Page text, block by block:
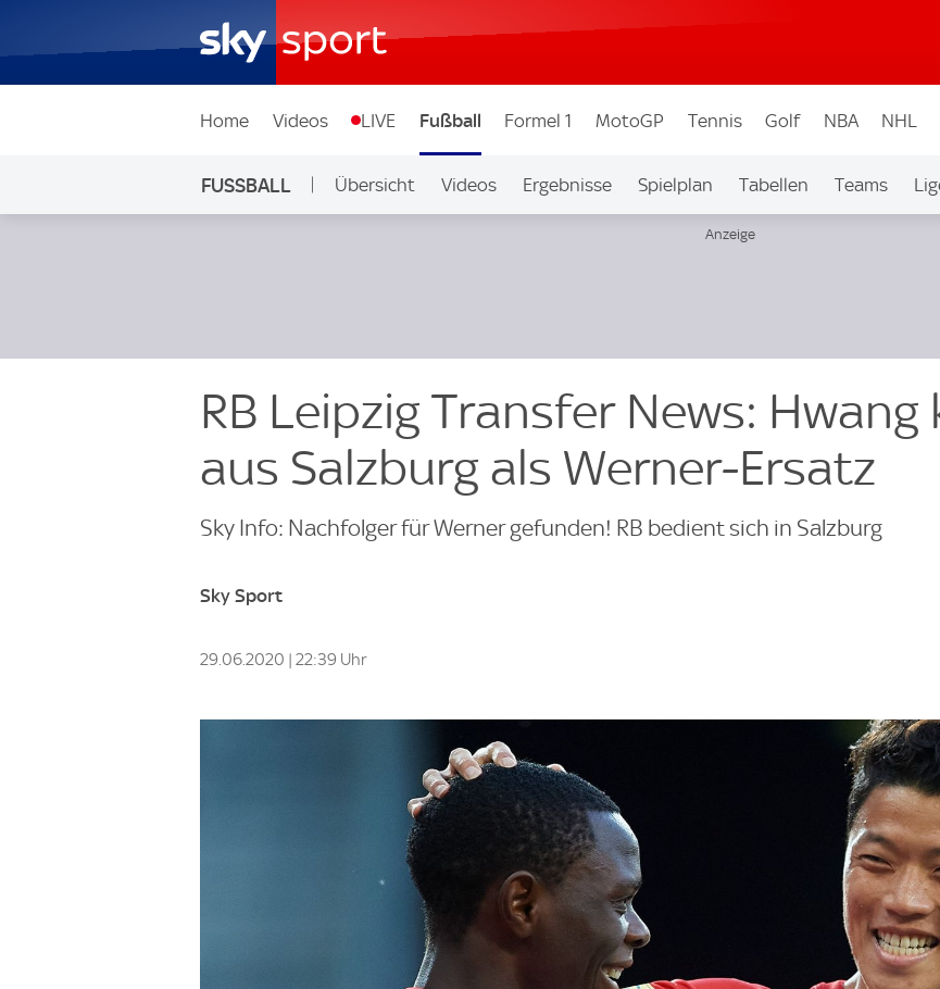
Home Videos LIVE Fußball Formel 1 MotoGP Tennis Golf NBA NHL
FUSSBALL Übersicht Videos Ergebnisse Spielplan Tabellen Teams
RB Leipzig Transfer News:
aus Salzburg als Werner-Ersatz
Sky Info: Nachfolger für Werner gefunden! RB bedient sich in Salzburg
Sky Sport
29.06.2020 | 22:39 Uhr